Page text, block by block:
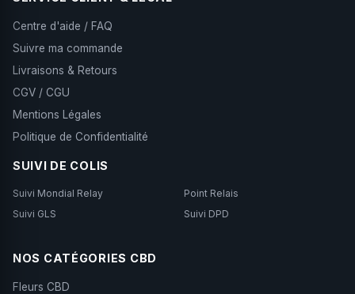
Centre d'aide / FAQ
Suivre ma commande
Livraisons & Retours
CGV / CGU
Mentions Légales
Politique de Confidentialité
SUIVI DE COLIS
Suivi Mondial Relay
Point Relais
Suivi GLS
Suivi DPD
NOS CATÉGORIES CBD
Fleurs CBD